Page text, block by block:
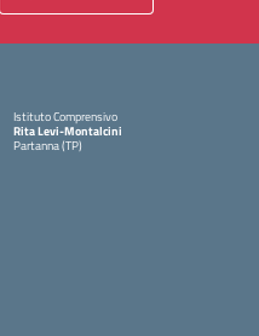
Istituto Comprensivo
Rita Levi-Montalcini
Partanna (TP)